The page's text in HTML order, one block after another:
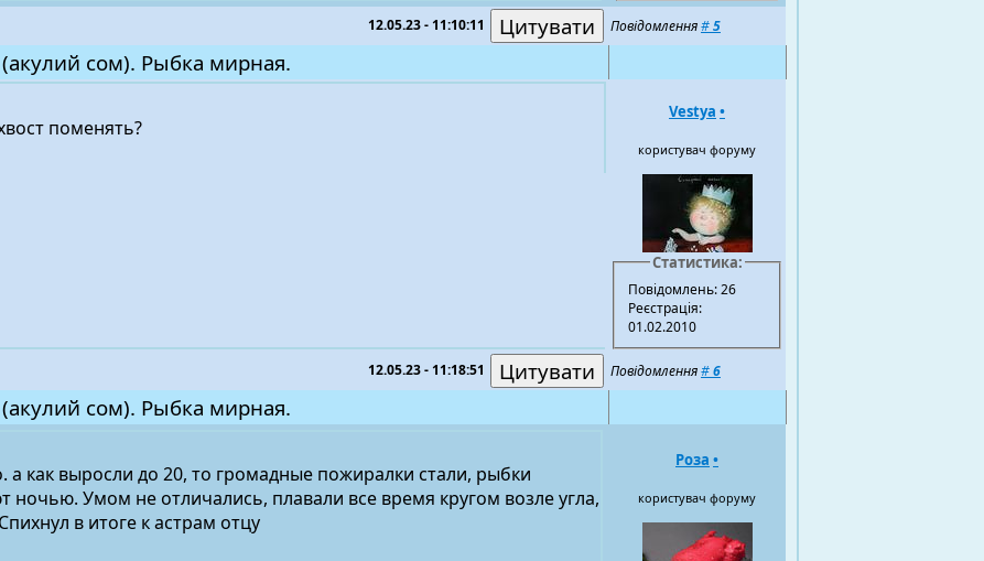
12.05.23 - 11:10:11 Повідомлення#5
сом). Рыбка мирная.
поменять?
Vestya •
користувач форуму
Статистика:
Повідомлень: 26
Реєстрація:
01.02.2010
12.05.23 - 11:18:51 Повідомлення#6
сом). Рыбка мирная.
как выросли до 20, то громадные пожиралки стали, рыбки
Умом не отличались, плавали все время кругом возле угла,
в итоге к астрам отцу
Роза •
користувач форуму